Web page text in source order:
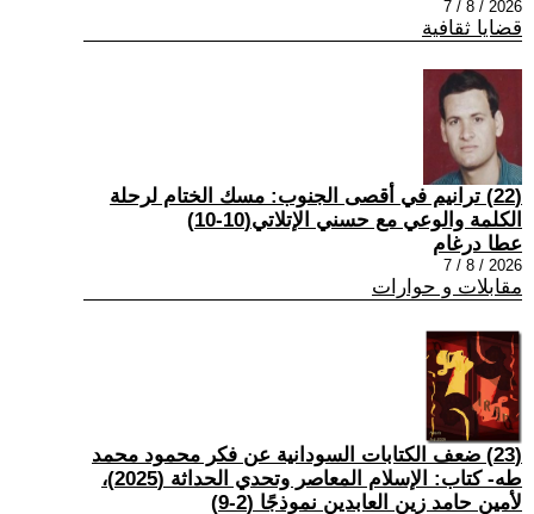
2026 / 8 / 7
قضايا ثقافية
(22) ترانيم في أقصى الجنوب: مسك الختام لرحلة
الكلمة والوعي مع حسني الإتلاتي(10-10)
عطا درغام
2026 / 8 / 7
مقابلات و حوارات
(23) ضعف الكتابات السودانية عن فكر محمود محمد
طه- كتاب: الإسلام المعاصر وتحدي الحداثة (2025)،
لأمين حامد زين العابدين نموذجًا (2-9)